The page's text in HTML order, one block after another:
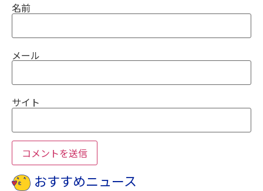
名前
メール
サイト
おすすめニュース